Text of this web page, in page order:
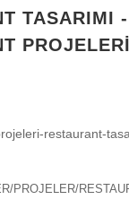
TASARIMI -
PROJELERİ
restaurant-
PROJELER/